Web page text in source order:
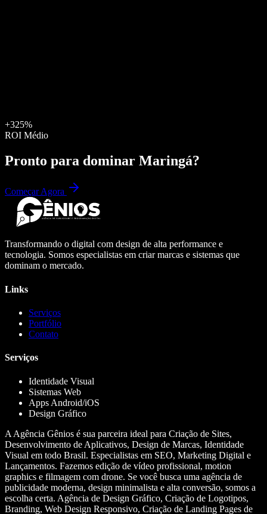
+325%
ROI Médio
Pronto para dominar Maringá?
Começar Agora
Transformando o digital com design de alta performance e
tecnologia. Somos especialistas em criar marcas e sistemas que
dominam o mercado.
Links
Serviços
Portfólio
Contato
Serviços
Identidade Visual
Sistemas Web
Apps Android/iOS
Design Gráfico
A Agência Gênios é sua parceira ideal para Criação de Sites,
Desenvolvimento de Aplicativos, Design de Marcas, Identidade
Visual em todo Brasil. Especialistas em SEO, Marketing Digital e
Lançamentos. Fazemos edição de vídeo profissional, motion
graphics e filmagem com drone. Se você busca uma agência de
publicidade moderna, design minimalista e alta conversão, somos a
escolha certa. Agência de Design Gráfico, Criação de Logotipos,
Branding, Web Design Responsivo, Criação de Landing Pages de